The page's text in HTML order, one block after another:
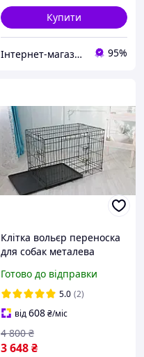
Купити
Інтернет-магазин smartmiks.com.ua 95%
Клітка вольєр переноска
для собак металева
Готово до відправки
5.0 (2)
від608₴/міс
3 648₴
4 800 ₴